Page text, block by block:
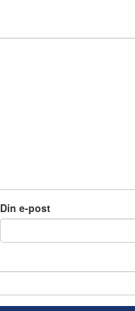
Din e-post